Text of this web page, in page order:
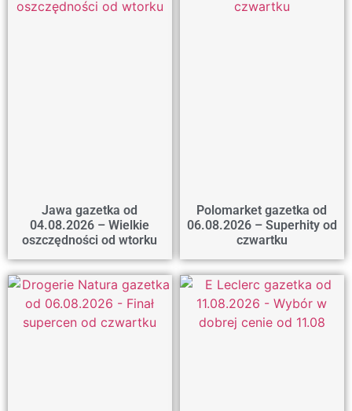
Jawa gazetka od
04.08.2026 – Wielkie
oszczędności od wtorku
Polomarket gazetka od
06.08.2026 – Superhity od
czwartku